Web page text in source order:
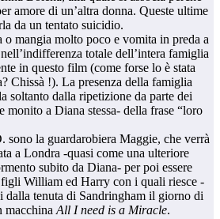
amore di un’altra donna. Queste ultime
da un tentato suicidio.
mangia molto poco e vomita in preda a
totale dell’intera famiglia
in questo film (come forse lo è stata
Chissà !). La presenza della famiglia
soltanto dalla ripetizione da parte dei
monito a Diana stessa- della frase “loro
la guardarobiera Maggie, che verrà
a Londra -quasi come una ulteriore
subito da Diana- per poi essere
William ed Harry con i quali riesce -
dalla tenuta di Sandringham il giorno di
macchina All I need is a Miracle.